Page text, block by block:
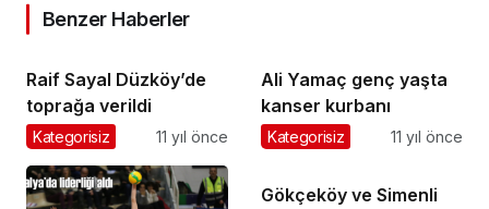
Benzer Haberler
Raif Sayal Düzköy’de
toprağa verildi
Kategorisiz 11 yıl önce
Ali Yamaç genç yaşta
kanser kurbanı
Kategorisiz 11 yıl önce
Gökçeköy ve Simenli